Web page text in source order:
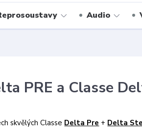
Audio
PRE a Classe
skvělých Classe Delta Pre + Delta